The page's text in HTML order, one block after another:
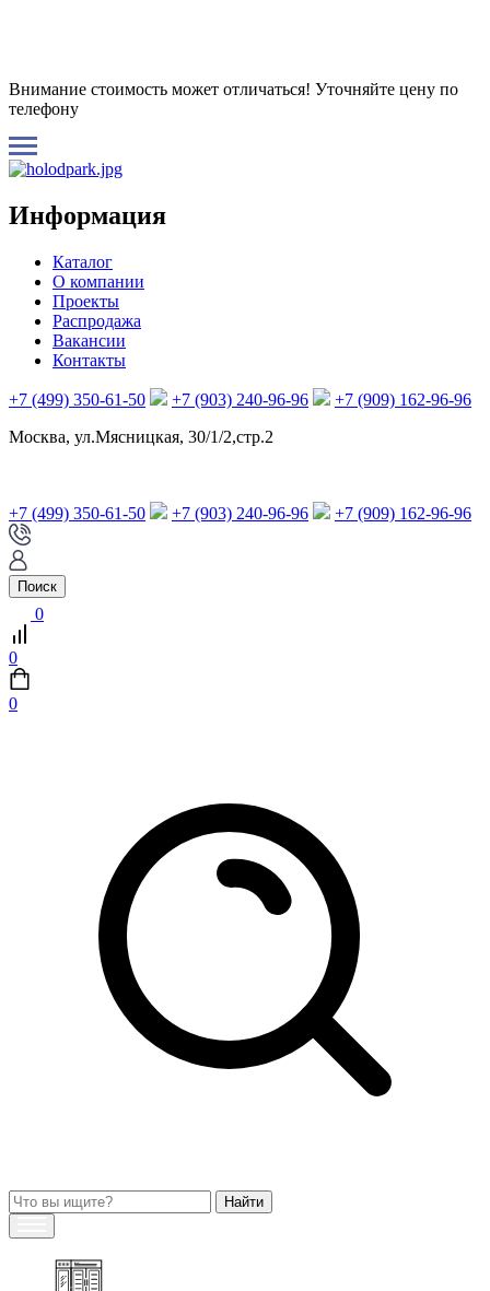
Внимание стоимость может отличаться! Уточняйте цену по
телефону
Информация
Каталог
О компании
Проекты
Распродажа
Вакансии
Контакты
+7 (499) 350-61-50 +7 (903) 240-96-96
+7 (909) 162-96-96
Москва, ул.Мясницкая, 30/1/2,стр.2
+7 (499) 350-61-50 +7 (903) 240-96-96 +7 (909) 162-96-96
Поиск
0
0
0